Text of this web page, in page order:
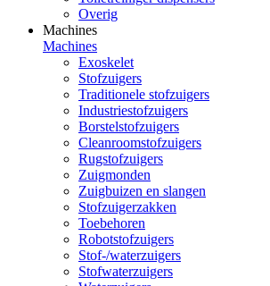
Overig
Machines
Machines
Exoskelet
Stofzuigers
Traditionele stofzuigers
Industriestofzuigers
Borstelstofzuigers
Cleanroomstofzuigers
Rugstofzuigers
Zuigmonden
Zuigbuizen en slangen
Stofzuigerzakken
Toebehoren
Robotstofzuigers
Stof-/waterzuigers
Stofwaterzuigers